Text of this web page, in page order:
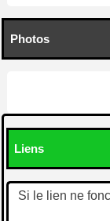
Photos
Liens
Si le lien ne